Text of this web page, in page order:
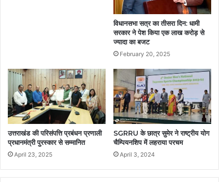
विधानसभा सत्र का तीसरा दिन: धामी
सरकार ने पेश किया एक लाख करोड़ से
ज्यादा का बजट
February 20, 2025
उत्तराखंड की परिसंपत्ति प्रबंधन प्रणाली
प्रधानमंत्री पुरस्कार से सम्मानित
April 23, 2025
SGRRU के छात्र सुमेर ने राष्ट्रीय योग
चैम्पियनशिप में लहराया परचम
April 3, 2024